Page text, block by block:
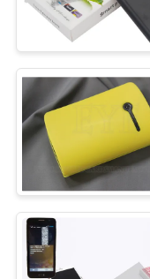
DE
SOUMISSION
PLAN
DU
SITE
PRIVACY
POLICY